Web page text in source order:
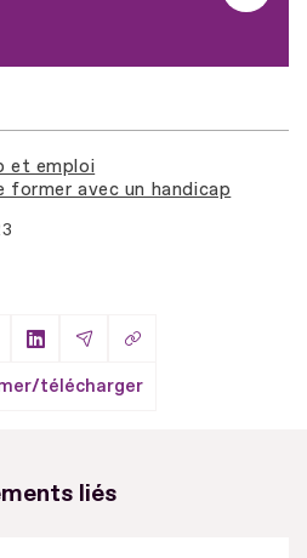
et emploi
former avec un handicap
sur Facebook
sur X
Partager sur LinkedIn
Partager par Email
Copier le lien
télécharger
liés